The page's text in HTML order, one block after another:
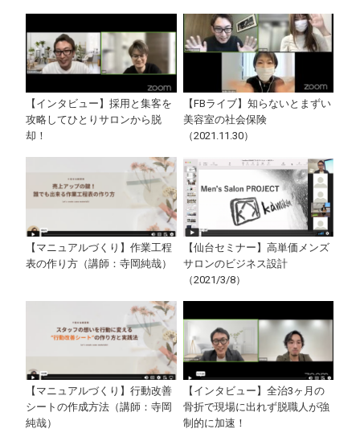
【インタビュー】採用と集客を
攻略してひとりサロンから脱
却！
【FBライブ】知らないとまずい
美容室の社会保険
（2021.11.30）
【マニュアルづくり】作業工程
表の作り方（講師：寺岡純哉）
【仙台セミナー】高単価メンズ
サロンのビジネス設計
（2021/3/8）
【マニュアルづくり】行動改善
シートの作成方法（講師：寺岡
純哉）
【インタビュー】全治3ヶ月の
骨折で現場に出れず脱職人が強
制的に加速！